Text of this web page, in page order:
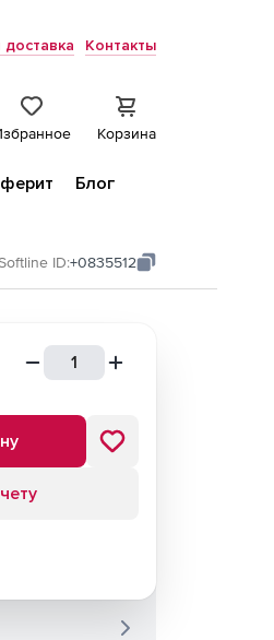
Контакты
Корзина
Блог
ID:+0835512